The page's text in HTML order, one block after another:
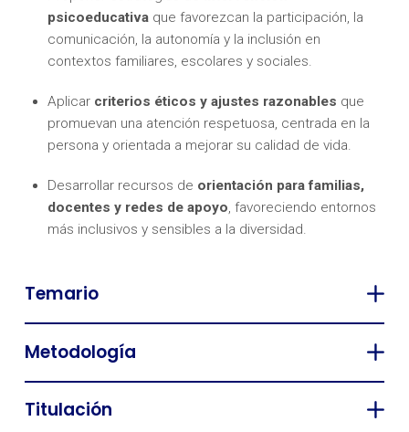
psicoeducativa que favorezcan la participación, la
comunicación, la autonomía y la inclusión en
contextos familiares, escolares y sociales.
Aplicar criterios éticos y ajustes razonables que
promuevan una atención respetuosa, centrada en la
persona y orientada a mejorar su calidad de vida.
Desarrollar recursos de orientación para familias,
docentes y redes de apoyo, favoreciendo entornos
más inclusivos y sensibles a la diversidad.
Temario
Metodología
Titulación